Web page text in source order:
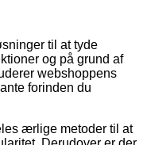
til at tyde
og på grund af
webshoppens
forinden du
ærlige metoder til at